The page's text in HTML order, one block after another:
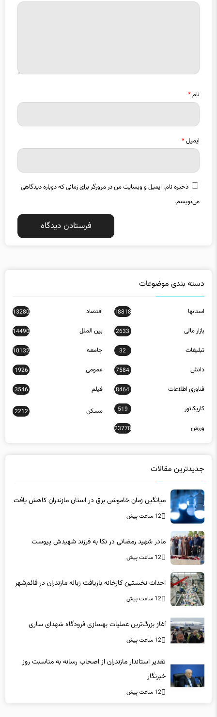
نام*
ایمیل*
ذخیره نام، ایمیل و وبسایت من در مرورگر برای زمانی که دوباره دیدگاهی
می‌نویسم.
دسته بندی موضوعات
استانها 18818 اقتصاد 13280
بازار مالی 2633 بین الملل 14490
تبلیغات 32 جامعه 10132
دانش 7584 عمومی 1926
فناوری اطلاعات 8464 فیلم 3546
کاریکاتور 519 مسکن 2212
ورزش 23778
جدیدترین مقالات
میانگین زمان خاموشی برق در استان مازندران کاهش یافت
12 ساعت پیش
مادر شهید رمضانی در نکا به فرزند شهیدش پیوست
12 ساعت پیش
احداث نخستین کارخانه بازیافت زباله مازندران در قائم‌شهر
12 ساعت پیش
آغاز بزرگ‌ترین عملیات بهسازی فرودگاه شهدای ساری
12 ساعت پیش
تقدیر استاندار مازندران از اصحاب رسانه به مناسبت روز
خبرنگار
12 ساعت پیش